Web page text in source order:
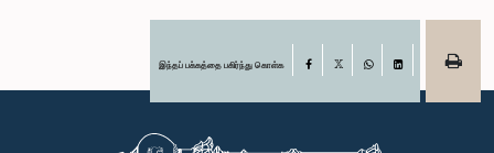
இந்தப் பக்கத்தை பகிர்ந்து கொள்க Facebook